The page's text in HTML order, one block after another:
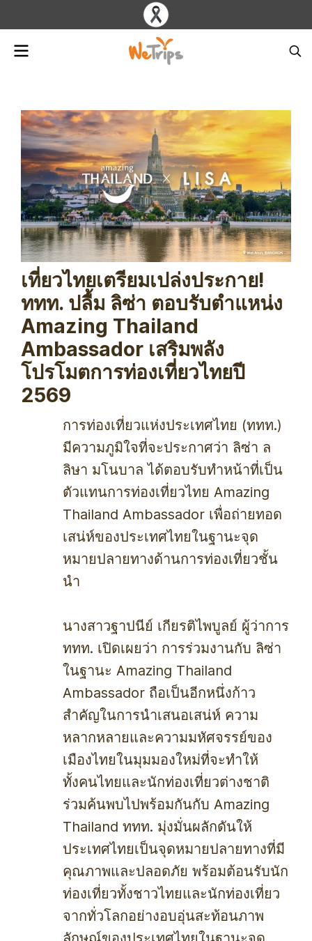
เที่ยวไทยเตรียมเปล่งประกาย!
ททท. ปลื้ม ลิซ่า ตอบรับตำแหน่ง
Amazing Thailand
Ambassador เสริมพลัง
โปรโมตการท่องเที่ยวไทยปี
2569
การท่องเที่ยวแห่งประเทศไทย (ททท.)
มีความภูมิใจที่จะประกาศว่า ลิซ่า ล
ลิษา มโนบาล ได้ตอบรับทำหน้าที่เป็น
ตัวแทนการท่องเที่ยวไทย Amazing
Thailand Ambassador เพื่อถ่ายทอด
เสน่ห์ของประเทศไทยในฐานะจุด
หมายปลายทางด้านการท่องเที่ยวชั้น
นํา
นางสาวฐาปนีย์ เกียรติไพบูลย์ ผู้ว่าการ
ททท. เปิดเผยว่า การร่วมงานกับ ลิซ่า
ในฐานะ Amazing Thailand
Ambassador ถือเป็นอีกหนึ่งก้าว
สำคัญในการนำเสนอเสน่ห์ ความ
หลากหลายและความมหัศจรรย์ของ
เมืองไทยในมุมมองใหม่ที่จะทำให้
ทั้งคนไทยและนักท่องเที่ยวต่างชาติ
ร่วมค้นพบไปพร้อมกันกับ Amazing
Thailand ททท. มุ่งมั่นผลักดันให้
ประเทศไทยเป็นจุดหมายปลายทางที่มี
คุณภาพและปลอดภัย พร้อมต้อนรับนัก
ท่องเที่ยวทั้งชาวไทยและนักท่องเที่ยว
จากทั่วโลกอย่างอบอุ่นสะท้อนภาพ